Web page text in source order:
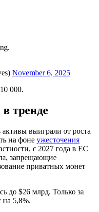
November 6, 2025
000.
тренде
выиграли от роста
на фоне ужесточения
с 2027 года в ЕС
запрещающие
приватных монет
до $26 млрд. Только за
на 5,8%.